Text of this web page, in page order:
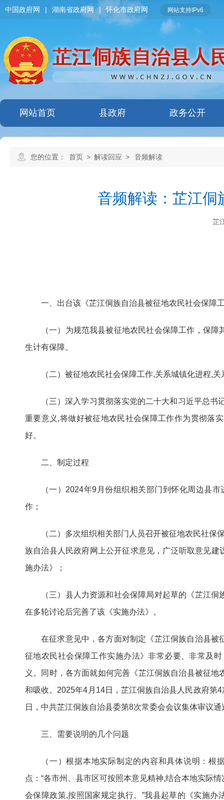
中国政府网 | 湖南省政府网 | 怀化市政府网 网站支持IPv6
网站首页 县政府 政务公开
您的位置： 首页 > 解读回应 > 音频解读
音频解读：芷江侗
芷
一、出台该《芷江侗族自治县被征地农民社会保障
（一）为规范我县被征地农民社会保障工作，保
生计有保障。
（二）被征地农民社会保障工作,关系城镇化进程,
（三）深入学习贯彻落实党的二十大和习近平总
重要意义,将做好被征地农民社会保障工作作为贯彻落
好。
二、制定过程
（一）2024年9月份组织相关部门到怀化周边县
作；
（二）多次组织相关部门人员召开被征地农民社
族自治县人民政府网上公开征求意见，广泛听取意见
施办法》；
（三）县人力资源和社会保障局对起草的《芷江
在多轮讨论后完善了该《实施办法》。
在征求意见中，各方面对制定《芷江侗族自治县
征地农民社会保障工作实施办法》非常必要、非常及
义。同时，各方面就如何完善《芷江侗族自治县被征
和吸收。2025年4月14日，芷江侗族自治县人民政府第
日，中共芷江侗族自治县委第8次常委会会议集体审议通
三、需要说明的几个问题
（一）根据本地实际制定的内容和具体说明：
点：“各市州、县市区可按照本意见精神,结合本地实际
会保障政策,按照国家规定执行。”我县起草的《实施